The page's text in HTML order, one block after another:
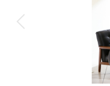
月5組限定でドレスの全カッ
ドレス、タキシードはランク
スタジオの1F~4Fまでお好